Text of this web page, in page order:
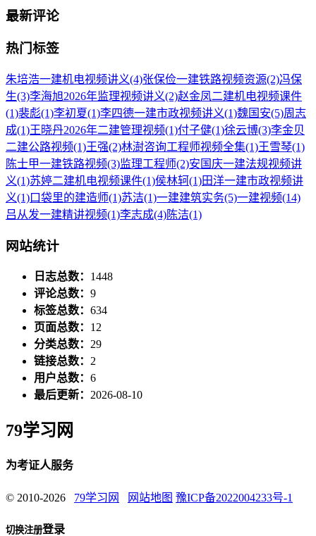
最新评论
热门标签
朱培浩一建机电视频讲义(4)张保俭一建铁路视频资源(2)冯保
生(3)李海旭2026年监理视频讲义(2)赵金凤二建机电视频课件
(1)裴彪(1)李初夏(1)李四德一建市政视频讲义(1)魏国安(5)周志
成(1)王晓丹2026年二建管理视频(1)付子健(1)徐云博(3)李金贝
二建公路视频(1)王强(2)林澍咨询工程师视频全集(1)王雪琴(1)
陈士甲一建铁路视频(3)监理工程师(2)安国庆一建法规视频讲
义(1)苏婷二建机电视频课件(1)侯林轲(1)田洋一建市政视频讲
义(1)口袋里的建造师(1)苏洁(1)一建建筑实务(5)一建视频(14)
吕从发一建精讲视频(1)李志成(4)陈洁(1)
网站统计
日志总数： 1448
评论总数： 9
标签总数： 634
页面总数： 12
分类总数： 29
链接总数： 2
用户总数： 6
最后更新： 2026-08-10
79学习网
为考证人服务
© 2010-2026 79学习网 网站地图 豫ICP备2022004233号-1
切换注册登录